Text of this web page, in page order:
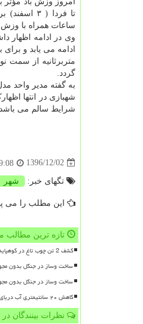
تا فردا (
ساعات همراه با وزش
متربرثانیه از
گردد.
به گفته مدیر واحد
شرایط سالم می
1396/12/02
تگهای خبر: شهر
این مطلب را می
تازه ترین مطالب
کشف 2 تن چوب تاغ در کوهپایه اصفهان طی 24 ساعت اخیر 8 نفر دستگیر شدند
ساخت وساز در جنگل بدون
ساخت وساز در جنگل بدون
کاهش ۲۰ سانتیمتری آب دریای خزر در سال
نظرات بینندگان